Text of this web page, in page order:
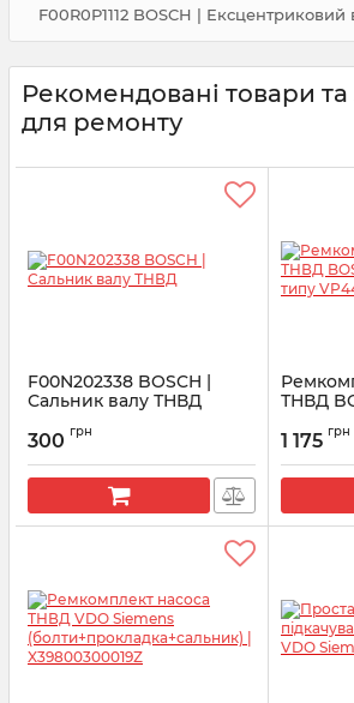
F00R0P1112 BOSCH | Ексцентриковий
Рекомендовані товари
для ремонту
F00N202338 BOSCH |
Сальник валу ТНВД
300 грн
ТНВД
Артикул:
1 175 грн